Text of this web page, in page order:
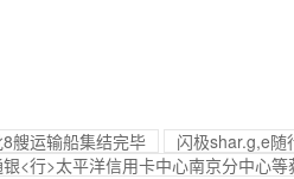
艘运输船集结完毕
闪极shar.g,e
银<行>太平洋信用卡中心南京分中心